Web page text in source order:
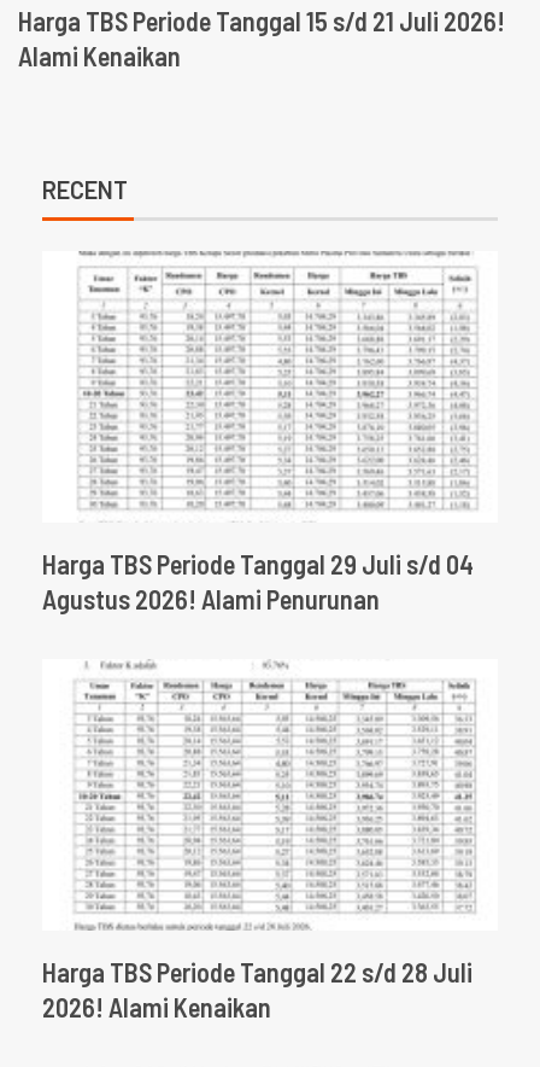
Harga TBS Periode Tanggal 15 s/d 21 Juli 2026!
Alami Kenaikan
RECENT
Harga TBS Periode Tanggal 29 Juli s/d 04
Agustus 2026! Alami Penurunan
Harga TBS Periode Tanggal 22 s/d 28 Juli
2026! Alami Kenaikan